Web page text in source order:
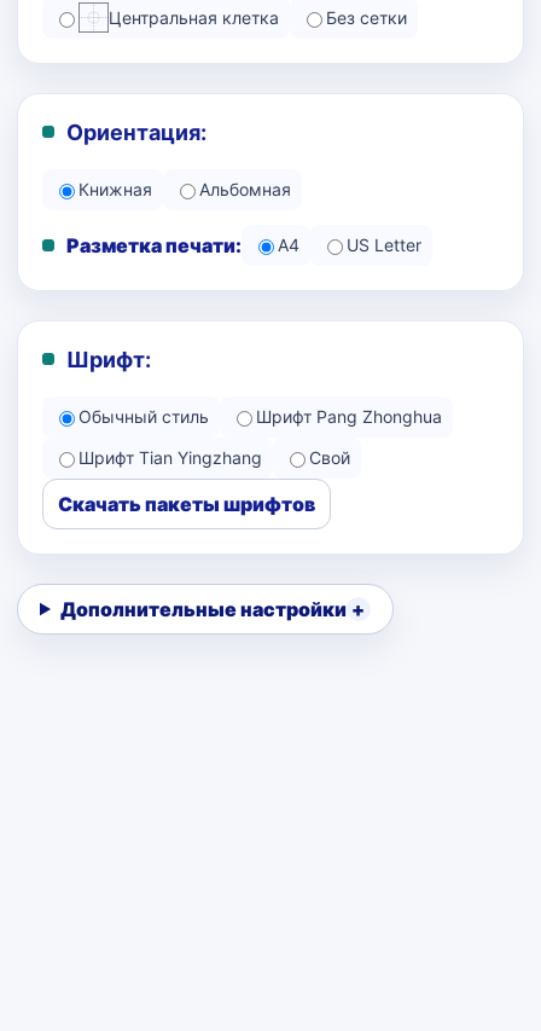
Центральная клетка Без сетки
Ориентация:
Книжная Альбомная
Разметка печати: A4 US Letter
Шрифт:
Обычный стиль
Шрифт Pang Zhonghua
Шрифт Tian Yingzhang
Свой
Скачать пакеты шрифтов
Дополнительные настройки